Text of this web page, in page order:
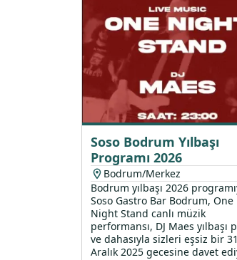
Soso Bodrum Yılbaşı
Programı 2026
Bodrum/Merkez
Bodrum yılbaşı 2026
Soso Gastro Bar Bodrum, One
Night Stand canlı müzik
performansı, DJ Maes yılbaşı
ve dahasıyla sizleri eşsiz bir 31
Aralık 2025 gecesine davet